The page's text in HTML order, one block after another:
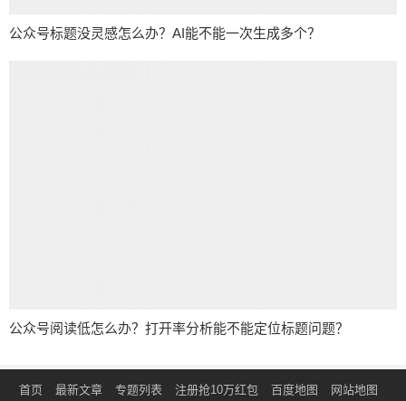
公众号标题没灵感怎么办？AI能不能一次生成多个？
公众号阅读低怎么办？打开率分析能不能定位标题问题？
首页 最新文章 专题列表 注册抢10万红包 百度地图 网站地图